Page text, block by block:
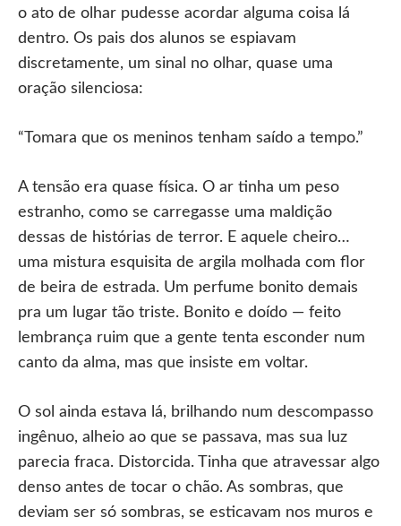
o ato de olhar pudesse acordar alguma coisa lá
dentro. Os pais dos alunos se espiavam
discretamente, um sinal no olhar, quase uma
oração silenciosa:
“Tomara que os meninos tenham saído a tempo.”
A tensão era quase física. O ar tinha um peso
estranho, como se carregasse uma maldição
dessas de histórias de terror. E aquele cheiro…
uma mistura esquisita de argila molhada com flor
de beira de estrada. Um perfume bonito demais
pra um lugar tão triste. Bonito e doído — feito
lembrança ruim que a gente tenta esconder num
canto da alma, mas que insiste em voltar.
O sol ainda estava lá, brilhando num descompasso
ingênuo, alheio ao que se passava, mas sua luz
parecia fraca. Distorcida. Tinha que atravessar algo
denso antes de tocar o chão. As sombras, que
deviam ser só sombras, se esticavam nos muros e